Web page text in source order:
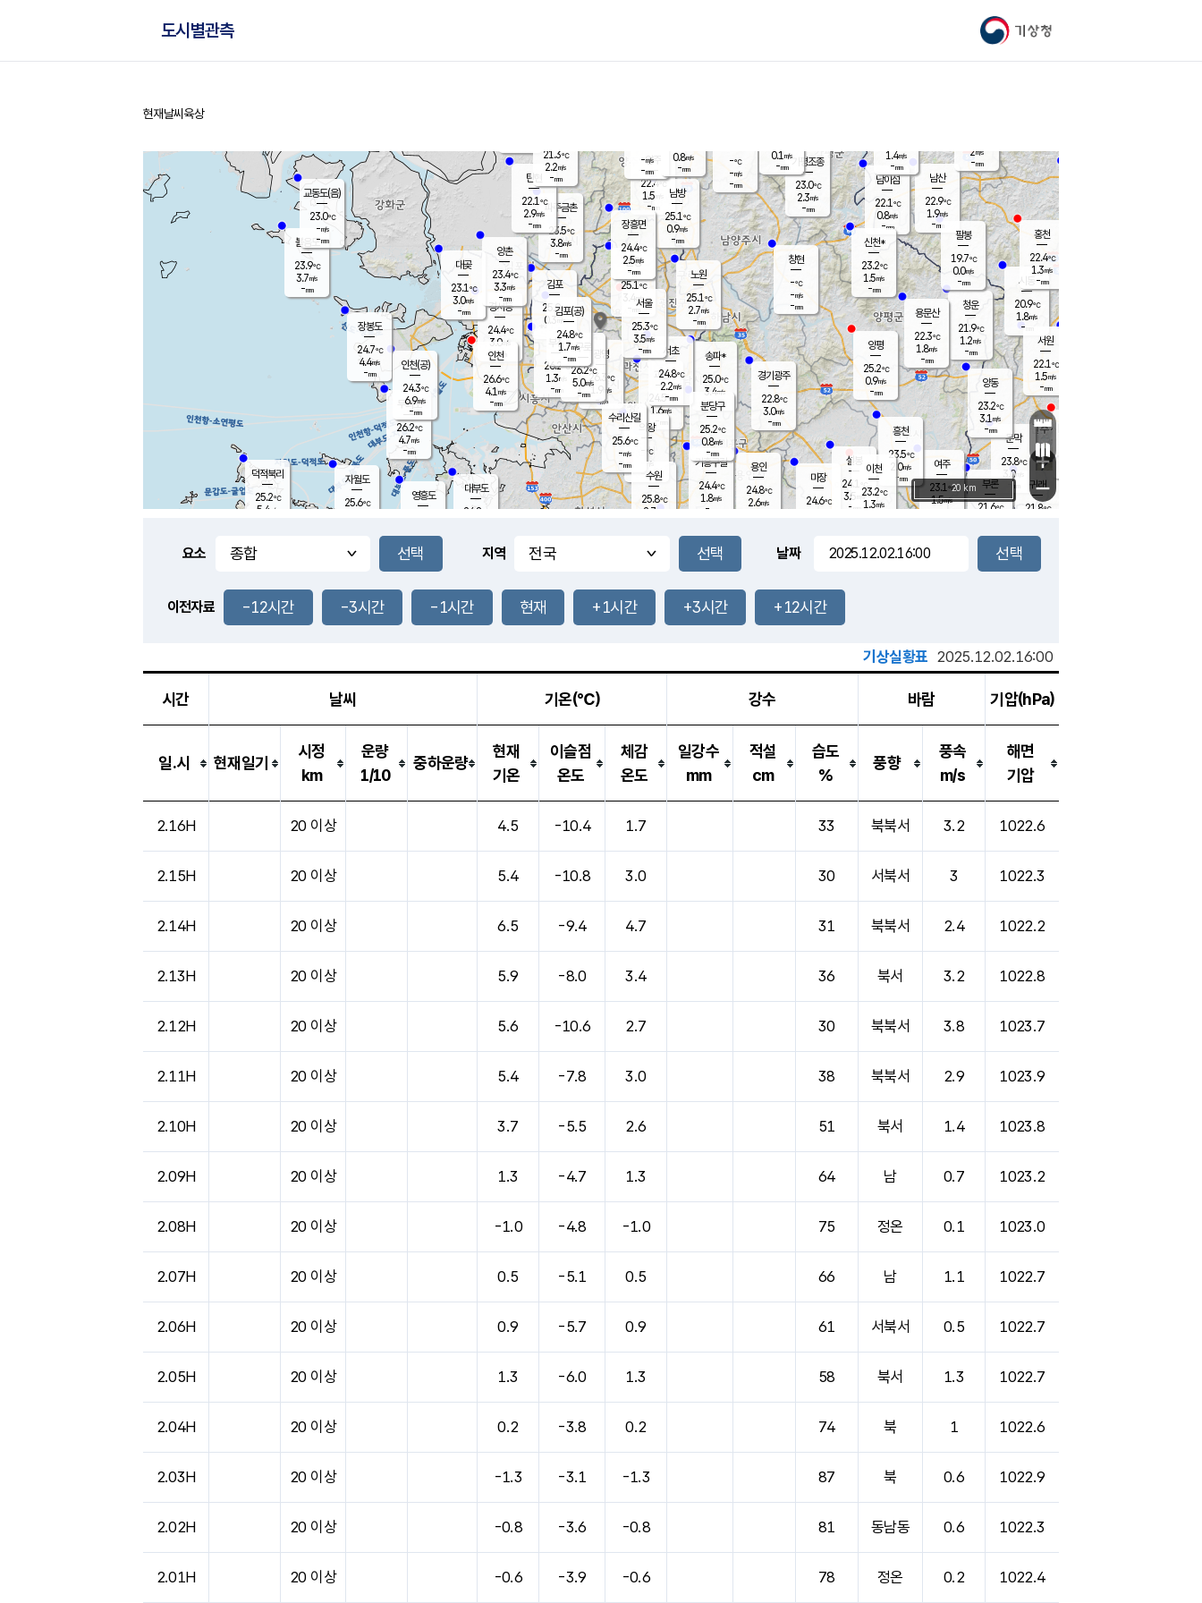
기상청
도시별관측
홈
현재날씨 육상
풍도
2.4m/s
문막
23.8℃
3.0m/s
mm
남이섬
22.1℃
0.8m/s
-mm
무의도
26.2℃
4.7m/s
-mm
영흥도
볼음도
23.9℃
3.7m/s
-mm
자월도
25.6℃
양주
22.4℃
1.5
-mm
부론
21.6℃
과천
24.5℃
1.6m/s
- mm
남산
22.9℃
1.9m/s
-mm
장봉도
24.7℃
4.4m/s
-mm
-mm
청운
21.9℃
1.2m/s
-mm
팔봉
19.7℃
0.0m/s
-mm
-mm
용인
24.8℃
2.6m/s
여주
23.1℃
1.5m/s
양동
23.2℃
3.1m/s
-mm
경기광주
22.8℃
3.0m/s
-mm
장호원
1.4m/s
-mm
24.6
℃
대부도
24.8
-
경서동
24.4℃
3.0m/s
-mm
파주금촌
23.5℃
3.8m/s
-mm
가평조종
23.0℃
2.3m/s
-mm
-℃
-m/s
-mm
대곶
23.1℃
3.0m/s
-mm
신천*
23.2℃
1.5m/s
-mm
창현
-℃
-m/s
-mm
탄현
22.1℃
2.9m/s
-mm
0.1 m/s
-mm
25.1℃
0.2m/s
-mm
흥천
23.5℃
2.0m/s
-mm
마장
24.6℃
의왕
- ℃
m/s
mm
김포
25.0℃
0.3 m/s
mm
설봉
24.1
3.5 m/s
- mm
광명
26.3 ℃
1.9 m/s
-mm
부천
26.2℃
1.3m/s
-mm
-mm
양촌
23.4℃
3.3m/s
-mm
구로
26.2℃
5.0m/s
-mm
은평
25.1℃
3.4 m/s
- mm
노원
25.1℃
2.7m/s
-mm
송파*
25.0℃
3.4m/s
-mm
서초
24.8℃
2.2m/s
-mm
남방
25.1℃
0.9m/s
-mm
기흥구갈
24.4℃
1.8m/s
-
수리산길
25.6℃
-m/s
-mm
분당구
25.2℃
0.8m/s
-mm
장흥면
24.4℃
2.5m/s
-mm
-m/s
-mm
시동
20.9℃
1.8m/s
- mm
귀래
21.8℃
서원
22.1℃
1.5m/s
-mm
용문산
22.3℃
1.8m/s
-mm
덕적북리
25.2℃
5.4 m/s
인천(공)
24.3℃
6.9m/s
-mm
김포(공)
24.8℃
1.7m/s
-mm
교동도(음)
23.0℃
-m/s
-mm
홍천
22.4℃
1.3m/s
-mm
이천
23.2℃
1.3m/s
양평
25.2℃
0.9m/s
-mm
수원
25.8℃
2.7 m/s
인천
26.6℃
4.1 m/s
-mm
서울
25.3℃
3.5m/s
-mm
2m/s
-mm
21.3℃
2.2m/s
-mm
0.8m/s
-mm
+
−
20 km
요소 지역 날짜
이전자료 -12시간 -3시간 -1시간 현재 +1시간 +3시간 +12시간
기상실황표 2025.12.02.16:00
시간 날씨 기온(℃) 강수 바람 기압(hPa)
일.시 현재일기
시정
km
운량
1/10
중하운량
현재
기온
이슬점
온도
체감
온도
일강수
mm
적설
cm
습도
%
풍향
풍속
m/s
해면
기압
2.16H 20 이상 4.5 -10.4 1.7 33 북북서 3.2 1022.6
2.15H 20 이상 5.4 -10.8 3.0 30 서북서 3 1022.3
2.14H 20 이상 6.5 -9.4 4.7 31 북북서 2.4 1022.2
2.13H 20 이상 5.9 -8.0 3.4 36 북서 3.2 1022.8
2.12H 20 이상 5.6 -10.6 2.7 30 북북서 3.8 1023.7
2.11H 20 이상 5.4 -7.8 3.0 38 북북서 2.9 1023.9
2.10H 20 이상 3.7 -5.5 2.6 51 북서 1.4 1023.8
2.09H 20 이상 1.3 -4.7 1.3 64 남 0.7 1023.2
2.08H 20 이상 -1.0 -4.8 -1.0 75 정온 0.1 1023.0
2.07H 20 이상 0.5 -5.1 0.5 66 남 1.1 1022.7
2.06H 20 이상 0.9 -5.7 0.9 61 서북서 0.5 1022.7
2.05H 20 이상 1.3 -6.0 1.3 58 북서 1.3 1022.7
2.04H 20 이상 0.2 -3.8 0.2 74 북 1 1022.6
2.03H 20 이상 -1.3 -3.1 -1.3 87 북 0.6 1022.9
2.02H 20 이상 -0.8 -3.6 -0.8 81 동남동 0.6 1022.3
2.01H 20 이상 -0.6 -3.9 -0.6 78 정온 0.2 1022.4